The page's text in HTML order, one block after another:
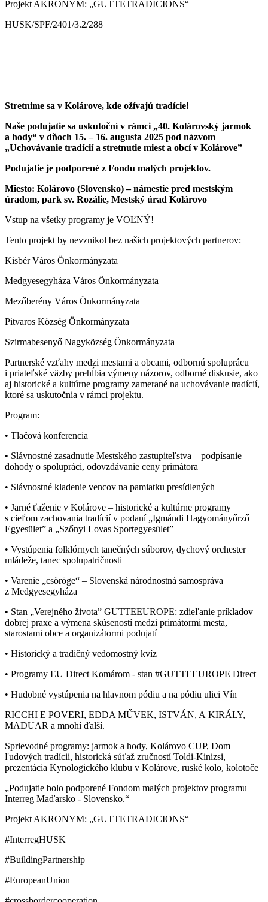
Projekt AKRONYM: „GUTTETRADICIONS“
HUSK/SPF/2401/3.2/288
Stretnime sa v Kolárove, kde ožívajú tradície!
Naše podujatie sa uskutoční v rámci „40. Kolárovský jarmok
a hody“ v dňoch 15. – 16. augusta 2025 pod názvom
„Uchovávanie tradícií a stretnutie miest a obcí v Kolárove”
Podujatie je podporené z Fondu malých projektov.
Miesto: Kolárovo (Slovensko) – námestie pred mestským
úradom, park sv. Rozálie, Mestský úrad Kolárovo
Vstup na všetky programy je VOĽNÝ!
Tento projekt by nevznikol bez našich projektových partnerov:
Kisbér Város Önkormányzata
Medgyesegyháza Város Önkormányzata
Mezőberény Város Önkormányzata
Pitvaros Község Önkormányzata
Szirmabesenyő Nagyközség Önkormányzata
Partnerské vzťahy medzi mestami a obcami, odbornú spoluprácu
i priateľské väzby prehĺbia výmeny názorov, odborné diskusie, ako
aj historické a kultúrne programy zamerané na uchovávanie tradícií,
ktoré sa uskutočnia v rámci projektu.
Program:
• Tlačová konferencia
• Slávnostné zasadnutie Mestského zastupiteľstva – podpísanie
dohody o spolupráci, odovzdávanie ceny primátora
• Slávnostné kladenie vencov na pamiatku presídlených
• Jarné ťaženie v Kolárove – historické a kultúrne programy
s cieľom zachovania tradícií v podaní „Igmándi Hagyományőrző
Egyesület” a „Szőnyi Lovas Sportegyesület”
• Vystúpenia folklórnych tanečných súborov, dychový orchester
mládeže, tanec spolupatričnosti
• Varenie „csöröge“ – Slovenská národnostná samospráva
z Medgyesegyháza
• Stan „Verejného života” GUTTEEUROPE: zdieľanie príkladov
dobrej praxe a výmena skúseností medzi primátormi mesta,
starostami obce a organizátormi podujatí
• Historický a tradičný vedomostný kvíz
• Programy EU Direct Komárom - stan #GUTTEEUROPE Direct
• Hudobné vystúpenia na hlavnom pódiu a na pódiu ulici Vín
RICCHI E POVERI, EDDA MŰVEK, ISTVÁN, A KIRÁLY,
MADUAR a mnohí ďalší.
Sprievodné programy: jarmok a hody, Kolárovo CUP, Dom
ľudových tradícii, historická súťaž zručností Toldi-Kinizsi,
prezentácia Kynologického klubu v Kolárove, ruské kolo, kolotoče
„Podujatie bolo podporené Fondom malých projektov programu
Interreg Maďarsko - Slovensko.“
Projekt AKRONYM: „GUTTETRADICIONS“
#InterregHUSK
#BuildingPartnership
#EuropeanUnion